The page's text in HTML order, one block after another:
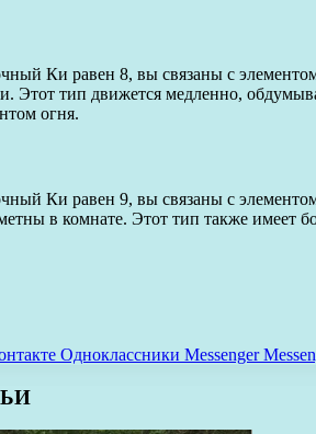
Ки равен 8, вы связаны с
тип движется медленно,
огня.
Ки равен 9, вы связаны с
в комнате. Этот тип также имеет
Одноклассники Messenger